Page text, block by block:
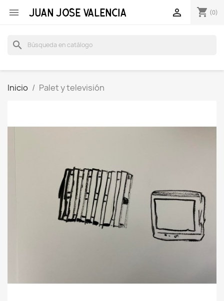
 shopping_cart (0)

search
Inicio Palet y televisión